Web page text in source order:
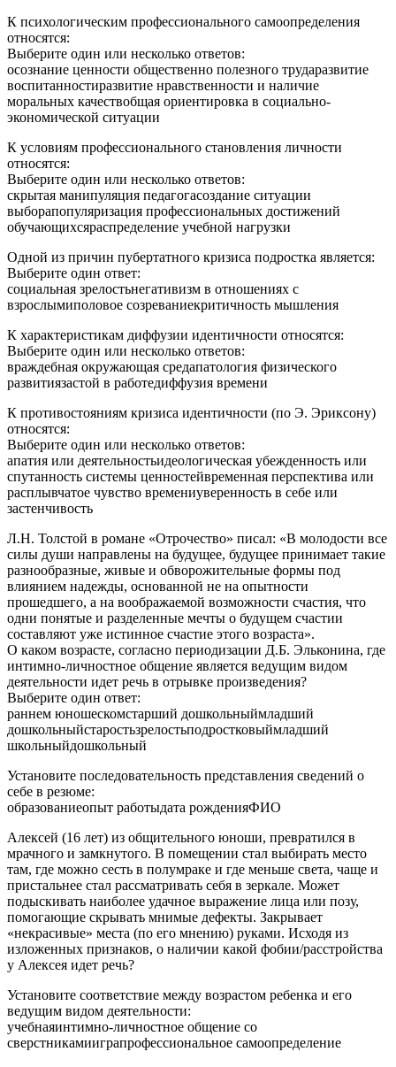
К психологическим профессионального самоопределения
относятся:
Выберите один или несколько ответов:
осознание ценности общественно полезного трударазвитие
воспитанностиразвитие нравственности и наличие
моральных качествобщая ориентировка в социально-
экономической ситуации
К условиям профессионального становления личности
относятся:
Выберите один или несколько ответов:
скрытая манипуляция педагогасоздание ситуации
выборапопуляризация профессиональных достижений
обучающихсяраспределение учебной нагрузки
Одной из причин пубертатного кризиса подростка является:
Выберите один ответ:
социальная зрелостьнегативизм в отношениях с
взрослымиполовое созреваниекритичность мышления
К характеристикам диффузии идентичности относятся:
Выберите один или несколько ответов:
враждебная окружающая средапатология физического
развитиязастой в работедиффузия времени
К противостояниям кризиса идентичности (по Э. Эриксону)
относятся:
Выберите один или несколько ответов:
апатия или деятельностьидеологическая убежденность или
спутанность системы ценностейвременная перспектива или
расплывчатое чувство времениуверенность в себе или
застенчивость
Л.Н. Толстой в романе «Отрочество» писал: «В молодости все
силы души направлены на будущее, будущее принимает такие
разнообразные, живые и обворожительные формы под
влиянием надежды, основанной не на опытности
прошедшего, а на воображаемой возможности счастия, что
одни понятые и разделенные мечты о будущем счастии
составляют уже истинное счастие этого возраста».
О каком возрасте, согласно периодизации Д.Б. Эльконина, где
интимно-личностное общение является ведущим видом
деятельности идет речь в отрывке произведения?
Выберите один ответ:
раннем юношескомстарший дошкольныймладший
дошкольныйстаростьзрелостьподростковыймладший
школьныйдошкольный
Установите последовательность представления сведений о
себе в резюме:
образованиеопыт работыдата рожденияФИО
Алексей (16 лет) из общительного юноши, превратился в
мрачного и замкнутого. В помещении стал выбирать место
там, где можно сесть в полумраке и где меньше света, чаще и
пристальнее стал рассматривать себя в зеркале. Может
подыскивать наиболее удачное выражение лица или позу,
помогающие скрывать мнимые дефекты. Закрывает
«некрасивые» места (по его мнению) руками. Исходя из
изложенных признаков, о наличии какой фобии/расстройства
у Алексея идет речь?
Установите соответствие между возрастом ребенка и его
ведущим видом деятельности:
учебнаяинтимно-личностное общение со
сверстникамииграпрофессиональное самоопределение